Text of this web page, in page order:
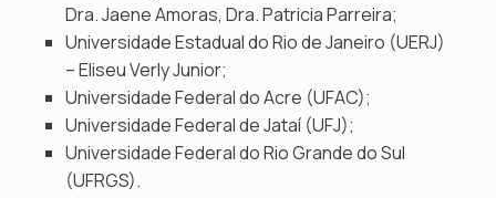
Dra. Jaene Amoras, Dra. Patricia Parreira;
Universidade Estadual do Rio de Janeiro (UERJ)
– Eliseu Verly Junior;
Universidade Federal do Acre (UFAC);
Universidade Federal de Jataí (UFJ);
Universidade Federal do Rio Grande do Sul
(UFRGS).